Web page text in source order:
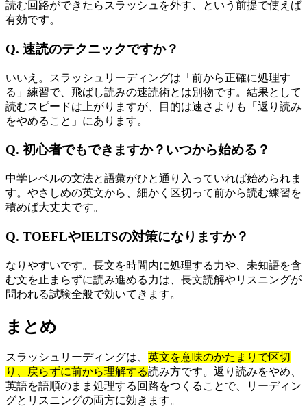
読む回路ができたらスラッシュを外す、という前提で使えば
有効です。
Q. 速読のテクニックですか？
いいえ。スラッシュリーディングは「前から正確に処理す
る」練習で、飛ばし読みの速読術とは別物です。結果として
読むスピードは上がりますが、目的は速さよりも「返り読み
をやめること」にあります。
Q. 初心者でもできますか？いつから始める？
中学レベルの文法と語彙がひと通り入っていれば始められま
す。やさしめの英文から、細かく区切って前から読む練習を
積めば大丈夫です。
Q. TOEFLやIELTSの対策になりますか？
なりやすいです。長文を時間内に処理する力や、未知語を含
む文を止まらずに読み進める力は、長文読解やリスニングが
問われる試験全般で効いてきます。
まとめ
スラッシュリーディングは、 英文を意味のかたまりで区切
り、戻らずに前から理解する読み方です。返り読みをやめ、
英語を語順のまま処理する回路をつくることで、リーディン
グとリスニングの両方に効きます。